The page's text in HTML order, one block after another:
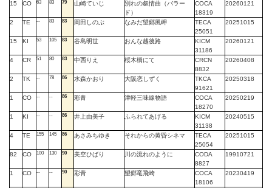
15 CO 63 83 79 山崎ていじ
別れの叙情曲（バラー
ド）
COCA
18319
20260121
2 TE -- 83 83 岡田しのぶ なみだ望郷風岬
TECA
25051
20251015
15 KI 53 105 83 谷島明世 おんな越後路
KICM
31186
20260121
4 CR 51 80 83 中西りえ 桜木橋にて
CRCN
8832
20260408
2 TK -- 78 86 水森かおり 大阪恋しずく
TKCA
91621
20250318
1 CO -- -- 86 彩青 津軽三味線物語
COCA
18270
20250219
1 KI -- -- 86 井上由美子 ふられてあげる
KICM
31138
20240515
4 TE 155 145 86 あさみちゆき それからの黄昏シネマ
TECA
25054
20251015
82 CO 100 130 90 美空ひばり 川の流れのように
CODA
8827
19910721
1 CO -- -- 90 彩青 望郷竜飛崎
COCA
18106
20230419